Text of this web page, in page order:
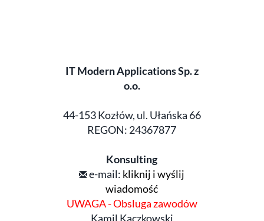
IT Modern Applications Sp. z
o.o.
44-153 Kozłów, ul. Ułańska 66
REGON: 24367877
Konsulting
e-mail: kliknij i wyślij
wiadomość
UWAGA - Obsluga zawodów
Kamil Kaczkowski